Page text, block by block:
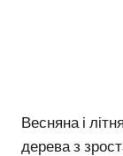
Весняна і
дерева з